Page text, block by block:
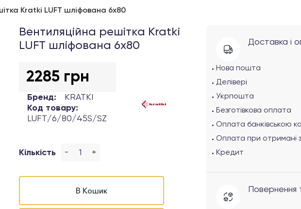
Kratki LUFT шліфована 6х80
Вентиляційна решітка Kratki
LUFT шліфована 6х80
2285 грн
Бренд:
KRATKI
Код товару:
LUFT/6/80/45S/SZ
Кількість - +
В Кошик
Доставка і
Нова пошта
Делівері
Укрпошта
Безготівкова оплата
Оплата банківською
Оплата при отримані
Кредит
Повернення